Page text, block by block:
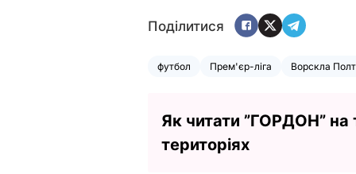
Поділитися
футбол Прем'єр-ліга Ворскла
Як читати ”ГОРДОН” на
територіях